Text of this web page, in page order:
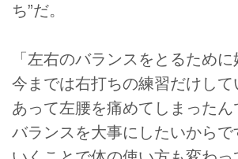
ち”だ。
「左右のバランスをとるために
今までは右打ちの練習だけして
あって左腰を痛めてしまったん
バランスを大事にしたいからで